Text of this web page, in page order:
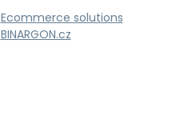
Ecommerce solutions
BINARGON.cz